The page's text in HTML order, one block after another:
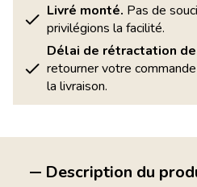
Livré monté. Pas de
privilégions la facilité.
Délai de rétractation
retourner votre
la livraison.
Description du